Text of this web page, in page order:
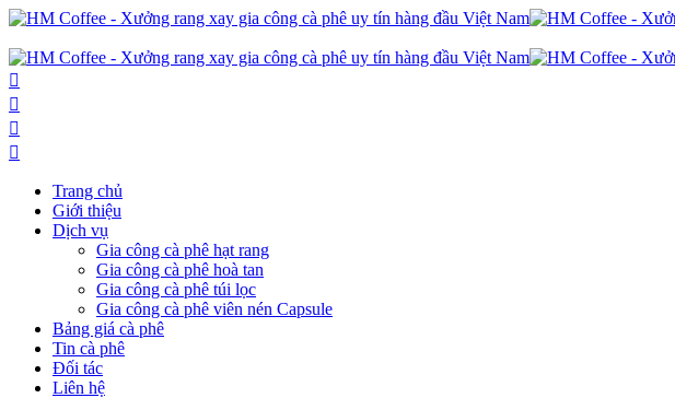
Trang chủ
Giới thiệu
Dịch vụ
Gia công cà phê hạt rang
Gia công cà phê hoà tan
Gia công cà phê túi lọc
Gia công cà phê viên nén Capsule
Bảng giá cà phê
Tin cà phê
Đối tác
Liên hệ